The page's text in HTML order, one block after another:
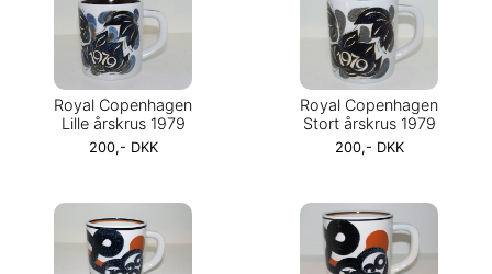
Royal Copenhagen
Lille årskrus 1979
200,- DKK
Royal Copenhagen
Stort årskrus 1979
200,- DKK